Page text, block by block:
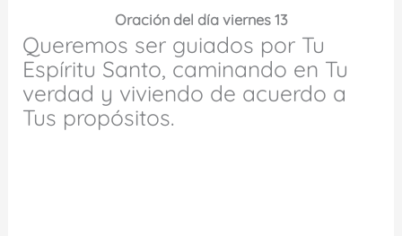
Oración del día viernes 13
Queremos ser guiados por Tu
Espíritu Santo, caminando en Tu
verdad y viviendo de acuerdo a
Tus propósitos.